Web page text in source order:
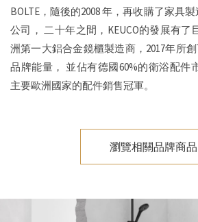
BOLTE，隨後的2008 年，再收購了家具製
公司， 二十年之間，KEUCO的發展有了
洲第一大鋁合金鏡櫃製造商，2017年所
品牌能量， 並佔有德國60%的衛浴配件
主要歐洲國家的配件銷售冠軍。
瀏覽相關品牌商品